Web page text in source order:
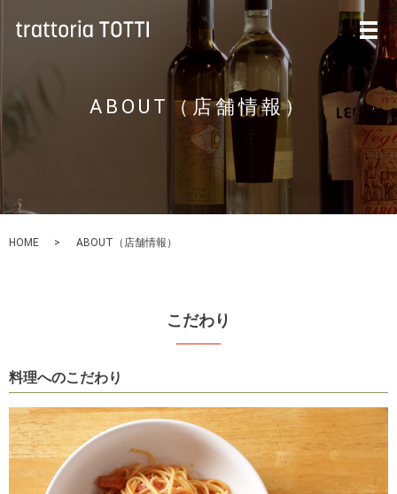
メ
ABOUT（店舗情報）
HOME ABOUT（店舗情報）
こだわり
料理へのこだわり